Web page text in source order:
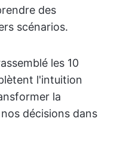
des
scénarios.
les 10
l'intuition
la
décisions dans